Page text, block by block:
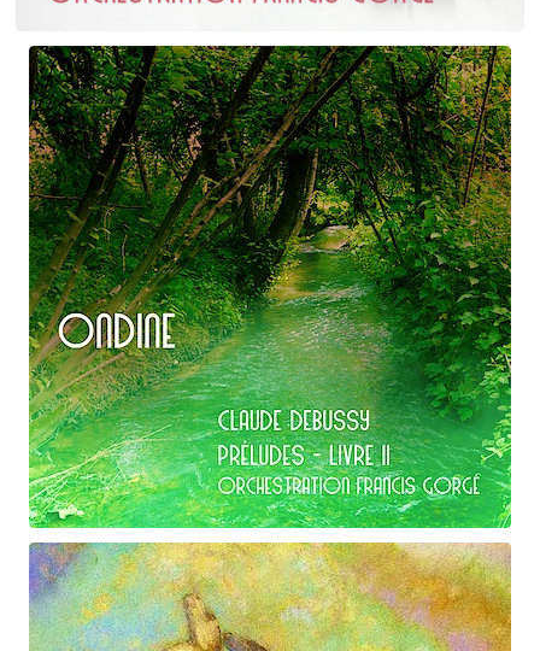
Erik Satie
D'une manière particulière
Claude Debussy
Ondine